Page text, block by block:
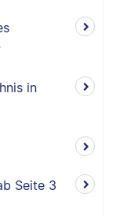
in
Seite 3